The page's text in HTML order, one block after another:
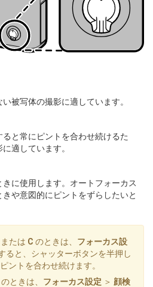
被写体の撮影に適しています。
と常にピントを合わせ続けるた
適しています。
に使用します。オートフォーカス
や意図的にピントをずらしたいと
または C のときは、 フォーカス設
ると、シャッターボタンを半押し
ントを合わせ続けます。
のときは、 フォーカス設定 ＞ 顔検